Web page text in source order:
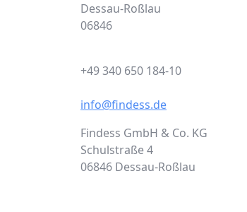
Dessau-Roßlau
06846
+49 340 650 184-10
info@findess.de
Findess GmbH & Co. KG
Schulstraße 4
06846 Dessau-Roßlau